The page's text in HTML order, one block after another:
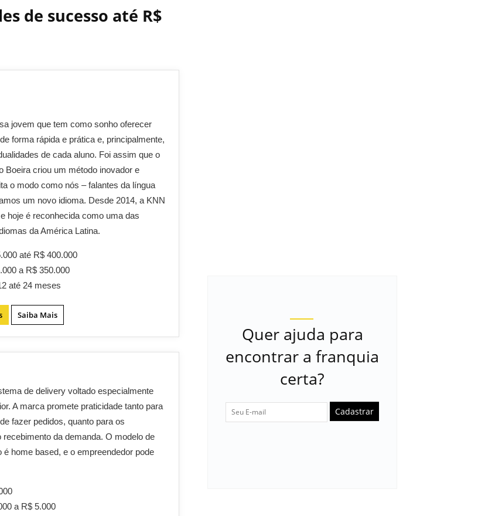
de sucesso até R$
jovem que tem como sonho oferecer
forma rápida e prática e, principalmente,
de cada aluno. Foi assim que o
Boeira criou um método inovador e
o modo como nós – falantes da língua
um novo idioma. Desde 2014, a KNN
hoje é reconhecida como uma das
da América Latina.
até R$ 400.000
a R$ 350.000
até 24 meses
Saiba Mais
de delivery voltado especialmente
A marca promete praticidade tanto para
fazer pedidos, quanto para os
da demanda. O modelo de
é home based, e o empreendedor pode
a R$ 5.000
Quer ajuda para
encontrar a franquia
certa?
Cadastrar